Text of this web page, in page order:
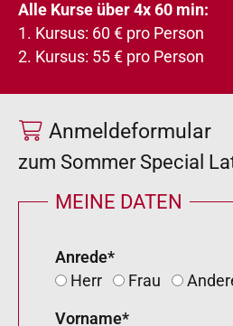
Alle Kurse über 4x 60 min:
1. Kursus: 60 € pro Person
2. Kursus: 55 € pro Person
Anmeldeformular
zum Sommer Special
MEINE DATEN
Anrede*
Herr
Frau
Vorname*